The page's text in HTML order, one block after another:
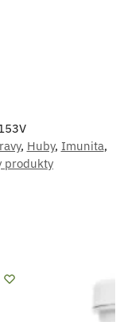
, Huby, Imunita,
produkty